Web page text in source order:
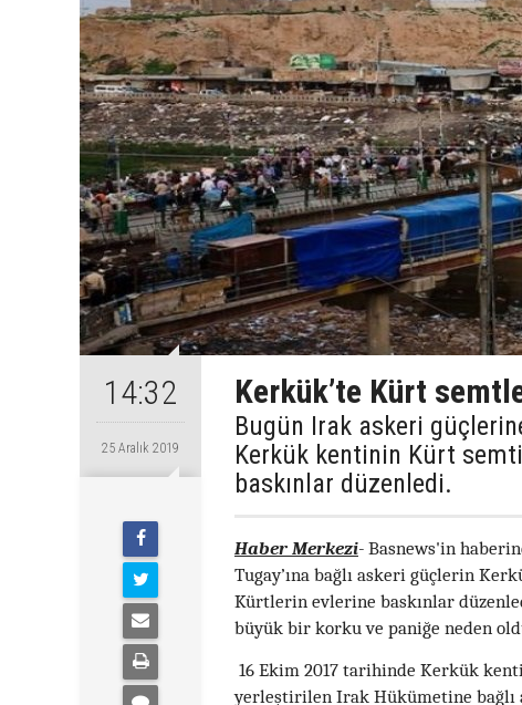
14:32
25 Aralık 2019
Kerkük’te Kürt
Bugün Irak askeri
Kerkük kentinin Kürt
baskınlar düzenledi.
Haber Merkezi- Basnews'in
Tugay’ına bağlı askeri güçlerin
Kürtlerin evlerine baskınlar
büyük bir korku ve paniğe neden
16 Ekim 2017 tarihinde Kerkük
yerleştirilen Irak Hükümetine bağlı